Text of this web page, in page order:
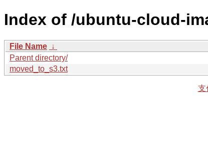
Index of /ubuntu-cloud-
File Name ↓
Parent directory/
moved_to_s3.txt
支